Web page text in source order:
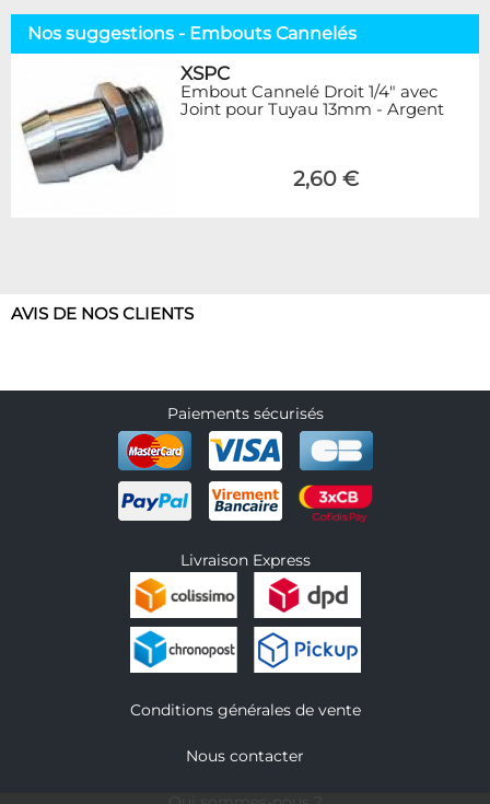
Nos suggestions - Embouts Cannelés
XSPC
Embout Cannelé Droit 1/4" avec
Joint pour Tuyau 13mm - Argent
2,60 €
AVIS DE NOS CLIENTS
Paiements sécurisés
Livraison Express
Conditions générales de vente
Nous contacter